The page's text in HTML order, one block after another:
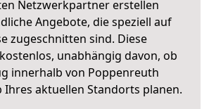
Netzwerkpartner erstellen
Angebote, die speziell auf
zugeschnitten sind. Diese
unabhängig davon, ob
innerhalb von Poppenreuth
aktuellen Standorts planen.